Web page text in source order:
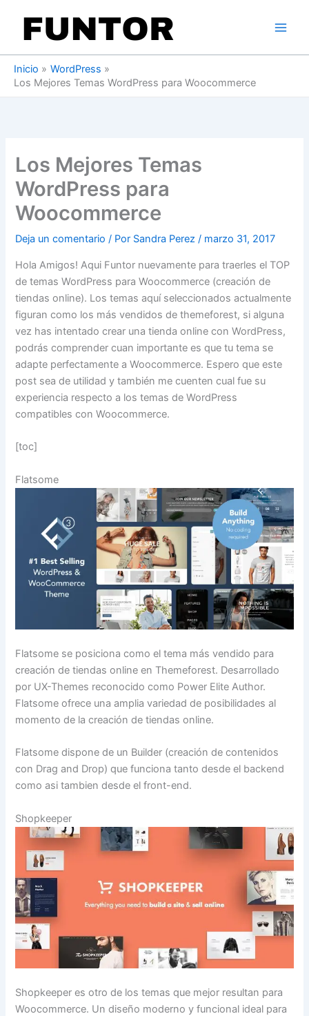
contenido
Inicio
WordPress
Los Mejores Temas WordPress para Woocommerce
Los Mejores Temas
WordPress para
Woocommerce
Deja un comentario / Por Sandra Perez/ marzo 31, 2017
Hola Amigos! Aqui Funtor nuevamente para traerles el TOP
de temas WordPress para Woocommerce (creación de
tiendas online). Los temas aquí seleccionados actualmente
figuran como los más vendidos de themeforest, si alguna
vez has intentado crear una tienda online con WordPress,
podrás comprender cuan importante es que tu tema se
adapte perfectamente a Woocommerce. Espero que este
post sea de utilidad y también me cuenten cual fue su
experiencia respecto a los temas de WordPress
compatibles con Woocommerce.
[toc]
Flatsome
Flatsome se posiciona como el tema más vendido para
creación de tiendas online en Themeforest. Desarrollado
por UX-Themes reconocido como Power Elite Author.
Flatsome ofrece una amplia variedad de posibilidades al
momento de la creación de tiendas online.
Flatsome dispone de un Builder (creación de contenidos
con Drag and Drop) que funciona tanto desde el backend
como asi tambien desde el front-end.
Shopkeeper
Shopkeeper es otro de los temas que mejor resultan para
Woocommerce. Un diseño moderno y funcional ideal para